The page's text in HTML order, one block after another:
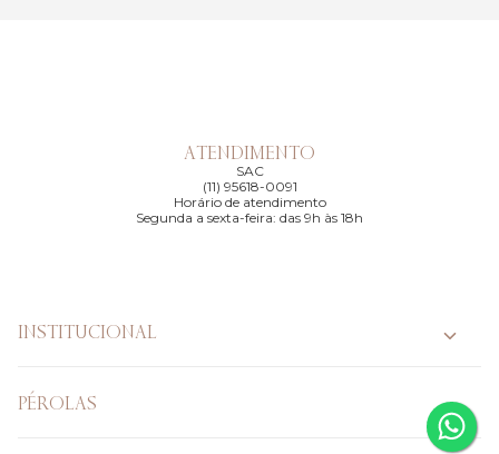
ATENDIMENTO
SAC
(11) 95618-0091
Horário de atendimento
Segunda a sexta-feira: das 9h às 18h
INSTITUCIONAL
PÉROLAS